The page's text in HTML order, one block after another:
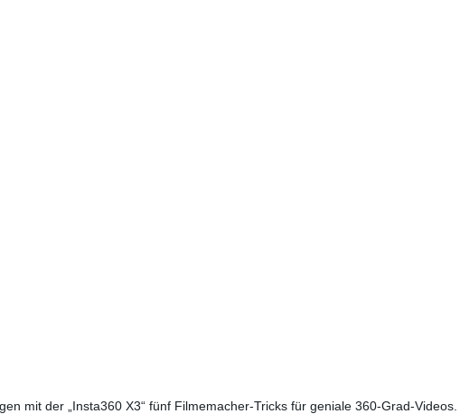
mit der „Insta360 X3“ fünf Filmemacher-Tricks für geniale 360-Grad-Videos.